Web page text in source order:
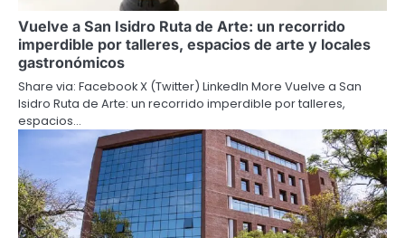
Vuelve a San Isidro Ruta de Arte: un recorrido
imperdible por talleres, espacios de arte y locales
gastronómicos
Share via: Facebook X (Twitter) LinkedIn More Vuelve a San
Isidro Ruta de Arte: un recorrido imperdible por talleres,
espacios…